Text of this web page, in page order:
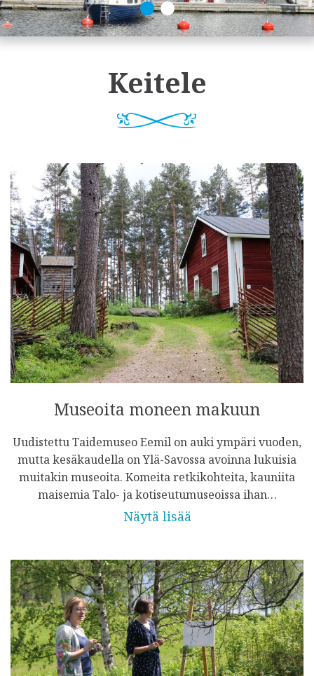
Keitele
Museoita moneen makuun
Uudistettu Taidemuseo Eemil on auki ympäri vuoden,
mutta kesäkaudella on Ylä-Savossa avoinna lukuisia
muitakin museoita. Komeita retkikohteita, kauniita
maisemia Talo- ja kotiseutumuseoissa ihan…
Näytä lisää